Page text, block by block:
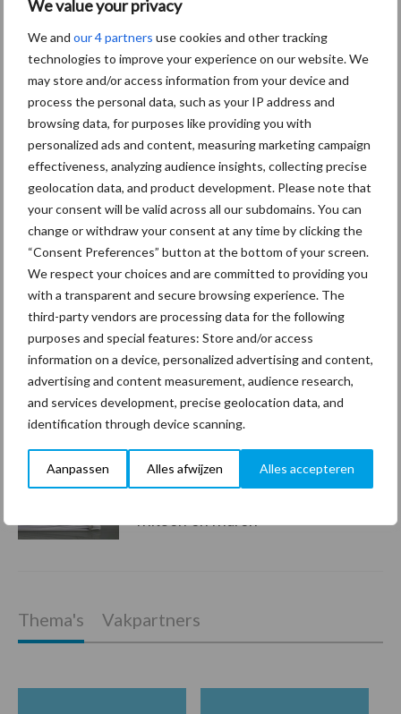
We value your privacy
We and our 4 partners use cookies and other tracking
technologies to improve your experience on our website. We
may store and/or access information from your device and
process the personal data, such as your IP address and
browsing data, for purposes like providing you with
personalized ads and content, measuring marketing campaign
effectiveness, analyzing audience insights, collecting precise
geolocation data, and product development. Please note that
your consent will be valid across all our subdomains. You can
change or withdraw your consent at any time by clicking the
“Consent Preferences” button at the bottom of your screen.
We respect your choices and are committed to providing you
with a transparent and secure browsing experience. The
third-party vendors are processing data for the following
purposes and special features: Store and/or access
information on a device, personalized advertising and content,
advertising and content measurement, audience research,
and services development, precise geolocation data, and
identification through device scanning.
Aanpassen Alles afwijzen Alles accepteren
opleiding meer te regelen.”
Informatie
www.bureausterk.nl
Aanbevolen voor jou! Lees meer
Van onze partner Innovi
Beetle veegrobot: jouw
slimme hulp op de
werkvloer
Van onze partner The Legal
Company
Bescherming van
persoonsgegevens: grip op
de risico’s
Hervorming flexibele
mitsen en maren
Thema's Vakpartners